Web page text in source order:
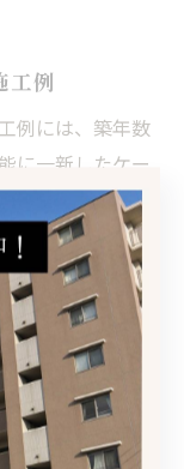
工例
例には、築年数
に一新したケー
屋根の葺き替
など、幅広い工
「家族が安心し
良くなり満足し
。施工会社選び
体制、施工例の
大垣市、各務原